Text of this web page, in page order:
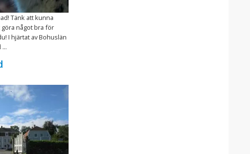
Tänk att kunna
något bra för
I hjärtat av Bohuslän